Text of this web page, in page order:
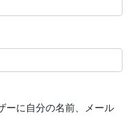
ーに自分の名前、メール